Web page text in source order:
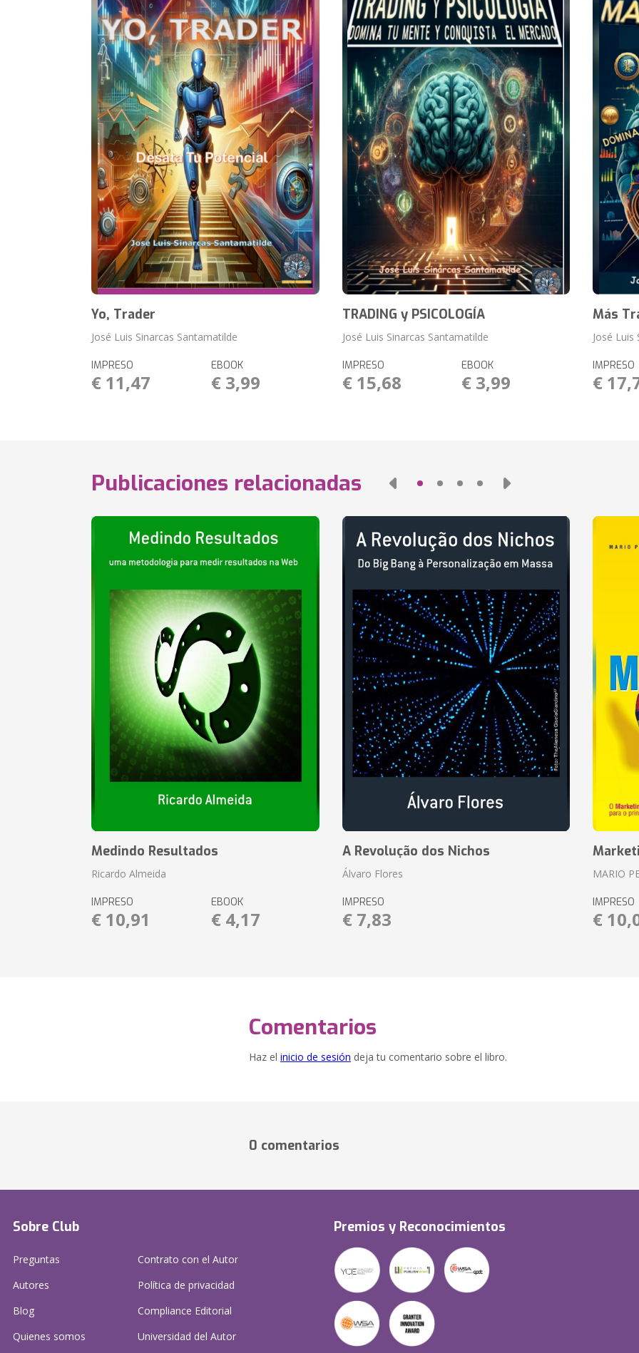
Yo, Trader
José Luis Sinarcas Santamatilde
IMPRESO
€ 11,47
EBOOK
€ 3,99
TRADING y PSICOLOGÍA
José Luis Sinarcas Santamatilde
IMPRESO
€ 15,68
EBOOK
€ 3,99
Más
José
IMPRESO
€
Publicaciones relacionadas
Medindo Resultados
Ricardo Almeida
IMPRESO
€ 10,91
EBOOK
€ 4,17
A Revolução dos Nichos
Álvaro Flores
IMPRESO
€ 7,83
MARIO
IMPRESO
€
Comentarios
Haz el inicio de sesión deja tu comentario sobre el libro.
0 comentarios
Sobre Club
Preguntas
Autores
Blog
Quienes somos
Contrato con el Autor
Política de privacidad
Compliance Editorial
Universidad del Autor
Premios y Reconocimientos